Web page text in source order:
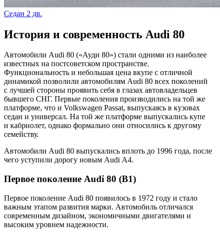
Седан 2 дв.
История и современность Audi 80
Автомобили Audi 80 («Ауди 80») стали одними из наиболее
известных на постсоветском пространстве.
Функциональность и небольшая цена вкупе с отличной
динамикой позволили автомобилям Audi 80 всех поколений
с лучшей стороны проявить себя в глазах автовладельцев
бывшего СНГ. Первые поколения производились на той же
платформе, что и Volkswagen Passat, выпускаясь в кузовах
седан и универсал. На той же платформе выпускались купе
и кабриолет, однако формально они относились к другому
семейству.
Автомобили Audi 80 выпускались вплоть до 1996 года, после
чего уступили дорогу новым Audi A4.
Первое поколение Audi 80 (B1)
Первое поколение Audi 80 появилось в 1972 году и стало
важным этапом развития марки. Автомобиль отличался
современным дизайном, экономичными двигателями и
высоким уровнем надежности.